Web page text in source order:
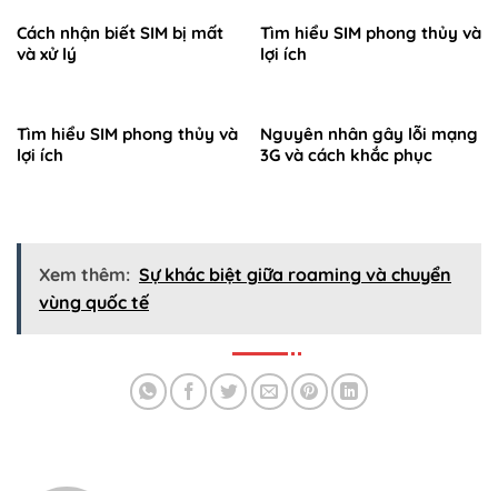
Cách nhận biết SIM bị mất
và xử lý
Tìm hiểu SIM phong thủy và
lợi ích
Tìm hiểu SIM phong thủy và
lợi ích
Nguyên nhân gây lỗi mạng
3G và cách khắc phục
Xem thêm: Sự khác biệt giữa roaming và chuyển
vùng quốc tế